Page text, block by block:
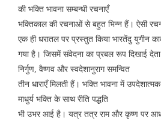
की भक्ति भावना सम्बन्धी रचनाएँ
भक्तिकाल की रचनाओं से बहुत भिन्न हैं। ऐसी
एक ही धरातल पर प्रस्तुत किया भारतेंदु युगीन
गया है। जिसमें संवेदना का प्रबल रूप दिखाई
निर्गुण, वैष्णव और स्वदेशानुराग समन्वित
तीन धाराएँ मिलती हैं। भक्ति भावना में
माधुर्य भक्ति के साथ रीति पद्धति
भी उभर आई है। यत्र तत्र राम और कृष्ण पर